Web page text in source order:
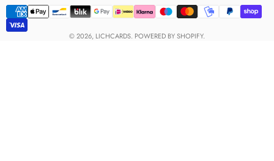
Payment
© 2026, LICHCARDS. POWERED BY SHOPIFY.